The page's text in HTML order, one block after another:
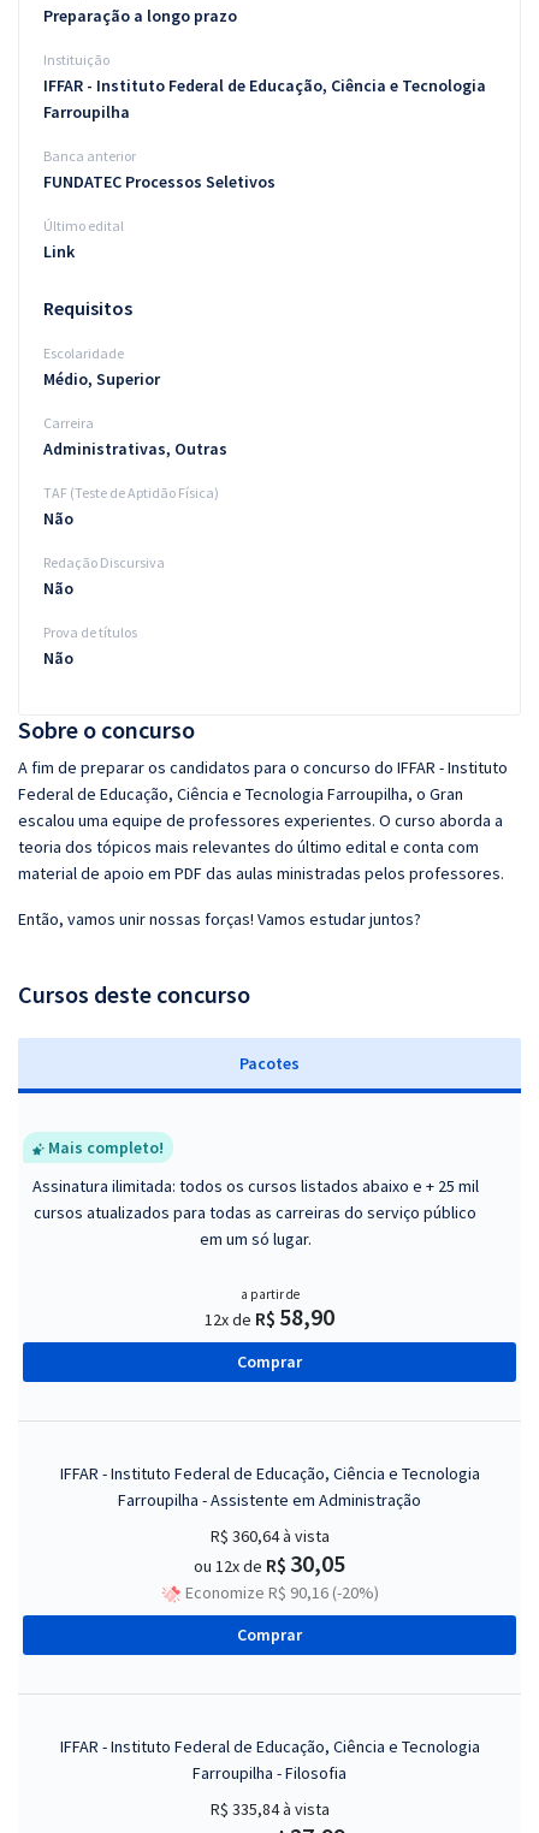
Blog
Aprovados
Sobre o concurso
A fim de preparar os candidatos para o concurso do IFFAR - Instituto
Federal de Educação, Ciência e Tecnologia Farroupilha, o Gran
escalou uma equipe de professores experientes. O curso aborda a
teoria dos tópicos mais relevantes do último edital e conta com
material de apoio em PDF das aulas ministradas pelos professores.
Então, vamos unir nossas forças! Vamos estudar juntos?
Cursos deste concurso
Pacotes
Mais completo!
Assinatura ilimitada: todos os cursos listados abaixo e + 25 mil
cursos atualizados para todas as carreiras do serviço público
em um só lugar.
a partir de
12x de R$ 58,90
Comprar
IFFAR - Instituto Federal de Educação, Ciência e Tecnologia
Farroupilha - Assistente em Administração
R$ 360,64à vista
ou 12x de R$ 30,05
Economize R$ 90,16 (-20%)
Comprar
IFFAR - Instituto Federal de Educação, Ciência e Tecnologia
Farroupilha - Filosofia
R$ 335,84à vista
Preparação a longo prazo
Instituição
IFFAR - Instituto Federal de Educação, Ciência e Tecnologia
Farroupilha
Banca anterior
FUNDATEC Processos Seletivos
Último edital
Link
Requisitos
Escolaridade
Médio, Superior
Carreira
Administrativas, Outras
TAF (Teste de Aptidão Física)
Não
Redação Discursiva
Não
Prova de títulos
Não